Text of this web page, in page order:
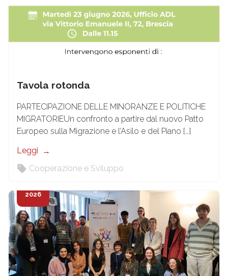
Tavola rotonda
PARTECIPAZIONE DELLE MINORANZE E POLITICHE
MIGRATORIEUn confronto a partire dal nuovo Patto
Europeo sulla Migrazione e l’Asilo e del Piano […]
Leggi
Cooperazione e Sviluppo
18
2026